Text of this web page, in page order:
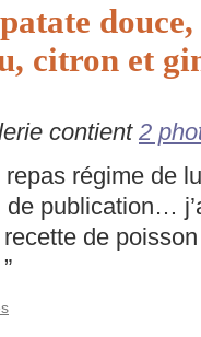
citron et
contient 2
repas régime de
de publication…
de